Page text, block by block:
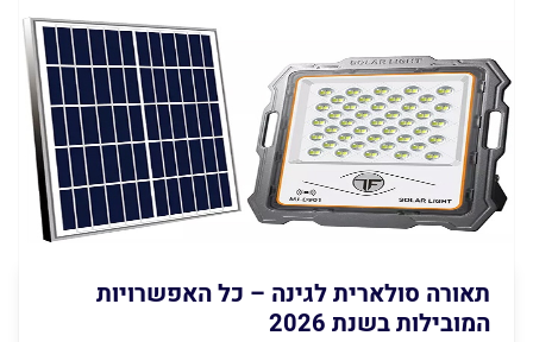
תאורה סולארית לגינה – כל האפשרויות
המובילות בשנת 2026